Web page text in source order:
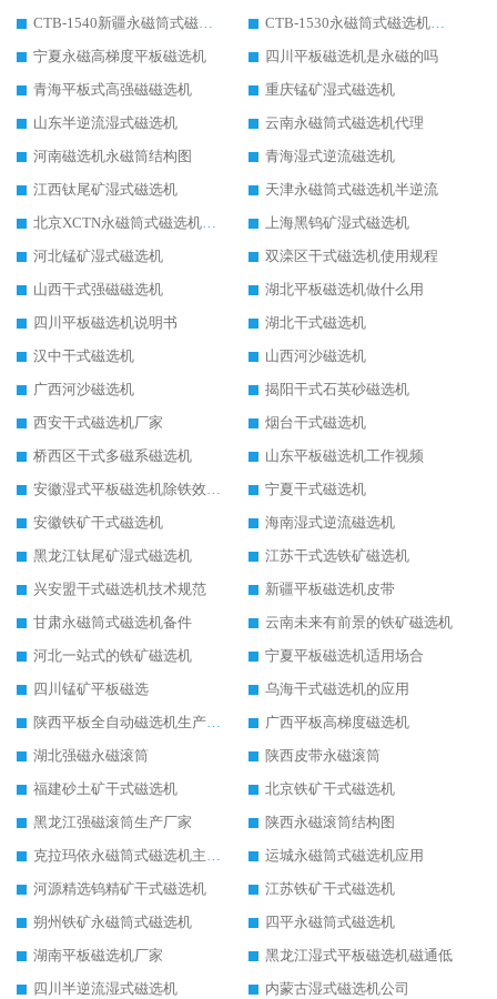
CTB-1540新疆永磁筒式磁选机
CTB-1530永磁筒式磁选机代理商
宁夏永磁高梯度平板磁选机
四川平板磁选机是永磁的吗
青海平板式高强磁磁选机
重庆锰矿湿式磁选机
山东半逆流湿式磁选机
云南永磁筒式磁选机代理
河南磁选机永磁筒结构图
青海湿式逆流磁选机
江西钛尾矿湿式磁选机
天津永磁筒式磁选机半逆流
北京XCTN永磁筒式磁选机磁块位置
上海黑钨矿湿式磁选机
河北锰矿湿式磁选机
双滦区干式磁选机使用规程
山西干式强磁磁选机
湖北平板磁选机做什么用
四川平板磁选机说明书
湖北干式磁选机
汉中干式磁选机
山西河沙磁选机
广西河沙磁选机
揭阳干式石英砂磁选机
西安干式磁选机厂家
烟台干式磁选机
桥西区干式多磁系磁选机
山东平板磁选机工作视频
安徽湿式平板磁选机除铁效果怎么样
宁夏干式磁选机
安徽铁矿干式磁选机
海南湿式逆流磁选机
黑龙江钛尾矿湿式磁选机
江苏干式选铁矿磁选机
兴安盟干式磁选机技术规范
新疆平板磁选机皮带
甘肃永磁筒式磁选机备件
云南未来有前景的铁矿磁选机
河北一站式的铁矿磁选机
宁夏平板磁选机适用场合
四川锰矿平板磁选
乌海干式磁选机的应用
陕西平板全自动磁选机生产厂家
广西平板高梯度磁选机
湖北强磁永磁滚筒
陕西皮带永磁滚筒
福建砂土矿干式磁选机
北京铁矿干式磁选机
黑龙江强磁滚筒生产厂家
陕西永磁滚筒结构图
克拉玛依永磁筒式磁选机主要技术参数
运城永磁筒式磁选机应用
河源精选钨精矿干式磁选机
江苏铁矿干式磁选机
朔州铁矿永磁筒式磁选机
四平永磁筒式磁选机
湖南平板磁选机厂家
黑龙江湿式平板磁选机磁通低
四川半逆流湿式磁选机
内蒙古湿式磁选机公司